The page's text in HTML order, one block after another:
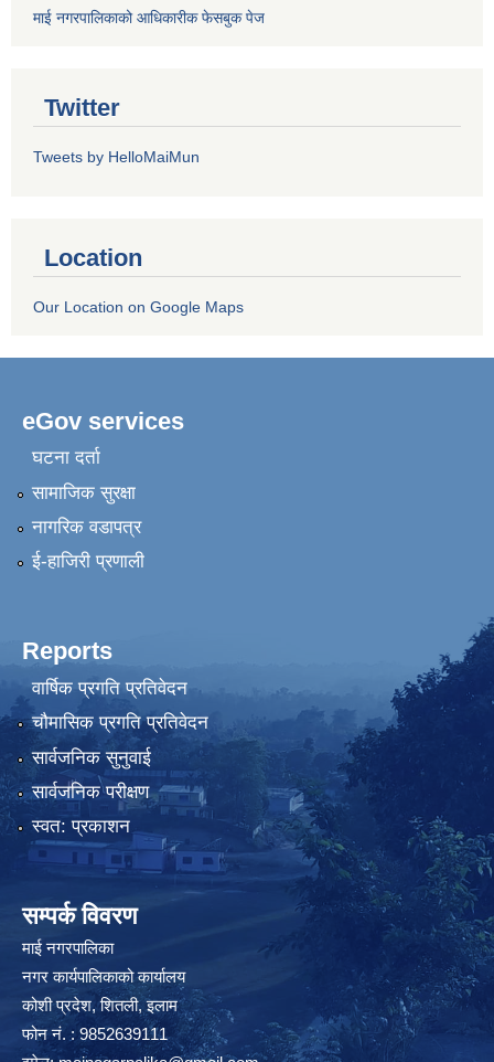
माई नगरपालिकाको आधिकारीक फेसबुक पेज
Twitter
Tweets by HelloMaiMun
Location
Our Location on Google Maps
eGov services
घटना दर्ता
सामाजिक सुरक्षा
नागरिक वडापत्र
ई-हाजिरी प्रणाली
Reports
वार्षिक प्रगति प्रतिवेदन
चौमासिक प्रगति प्रतिवेदन
सार्वजनिक सुनुवाई
सार्वजनिक परीक्षण
स्वत: प्रकाशन
सम्पर्क विवरण
माई नगरपालिका
नगर कार्यपालिकाको कार्यालय
कोशी प्रदेश, शितली, इलाम
फोन नं. : 9852639111